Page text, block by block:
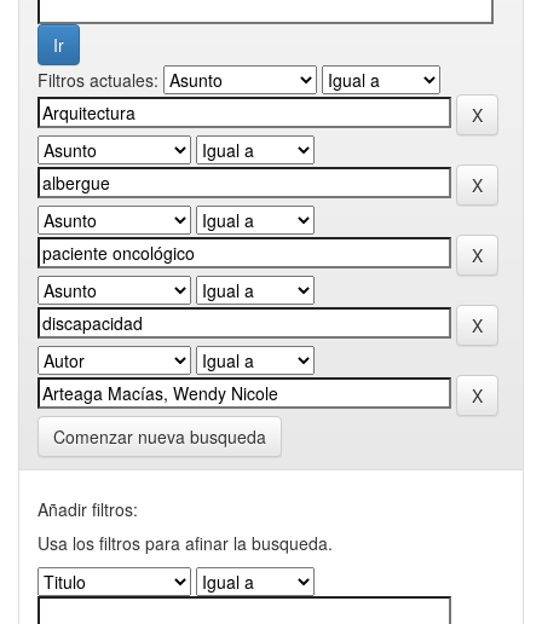
Filtros actuales:
Comenzar nueva busqueda
Añadir filtros:
Usa los filtros para afinar la busqueda.